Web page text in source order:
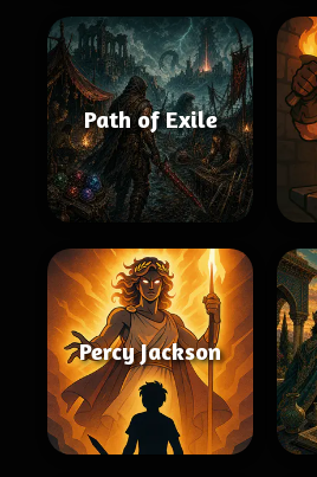
Path of Exile
Percy Jackson